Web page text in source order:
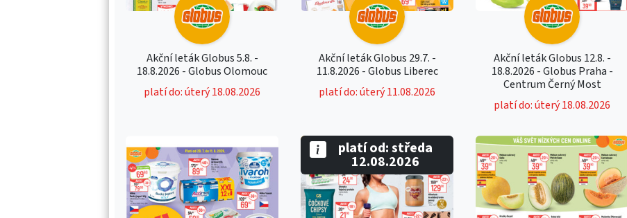
Akční leták Globus 5.8. -
18.8.2026 - Globus Olomouc
platí do: úterý 18.08.2026
Akční leták Globus 29.7. -
11.8.2026 - Globus Liberec
platí do: úterý 11.08.2026
Akční leták Globus 12.8. -
18.8.2026 - Globus Praha -
Centrum Černý Most
platí do: úterý 18.08.2026
platí od: středa
12.08.2026